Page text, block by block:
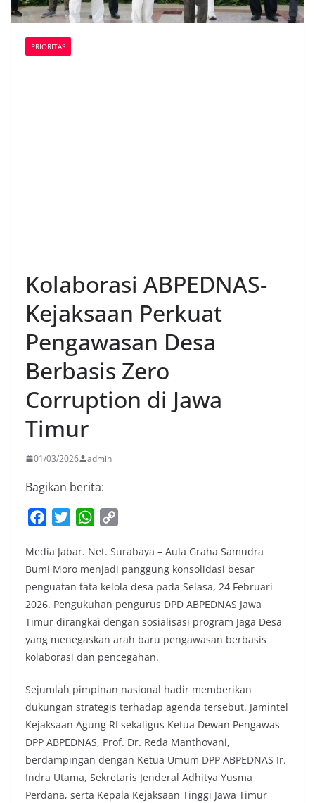
PRIORITAS
Kolaborasi ABPEDNAS-
Kejaksaan Perkuat
Pengawasan Desa
Berbasis Zero
Corruption di Jawa
Timur
01/03/2026 admin
Bagikan berita:
c
e
b
o
o
k
i
t
t
e
r
W
a
t
s
A
p
p
p
y
L
i
n
k
Media Jabar. Net. Surabaya – Aula Graha Samudra
Bumi Moro menjadi panggung konsolidasi besar
penguatan tata kelola desa pada Selasa, 24 Februari
2026. Pengukuhan pengurus DPD ABPEDNAS Jawa
Timur dirangkai dengan sosialisasi program Jaga Desa
yang menegaskan arah baru pengawasan berbasis
kolaborasi dan pencegahan.
Sejumlah pimpinan nasional hadir memberikan
dukungan strategis terhadap agenda tersebut. Jamintel
Kejaksaan Agung RI sekaligus Ketua Dewan Pengawas
DPP ABPEDNAS, Prof. Dr. Reda Manthovani,
berdampingan dengan Ketua Umum DPP ABPEDNAS Ir.
Indra Utama, Sekretaris Jenderal Adhitya Yusma
Perdana, serta Kepala Kejaksaan Tinggi Jawa Timur